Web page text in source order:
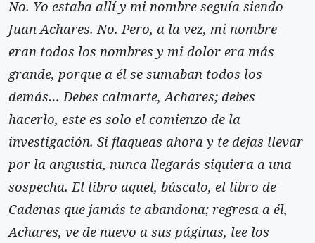
No. Yo estaba allí y mi nombre seguía siendo
Juan Achares. No. Pero, a la vez, mi nombre
eran todos los nombres y mi dolor era más
grande, porque a él se sumaban todos los
demás… Debes calmarte, Achares; debes
hacerlo, este es solo el comienzo de la
investigación. Si flaqueas ahora y te dejas llevar
por la angustia, nunca llegarás siquiera a una
sospecha. El libro aquel, búscalo, el libro de
Cadenas que jamás te abandona; regresa a él,
Achares, ve de nuevo a sus páginas, lee los